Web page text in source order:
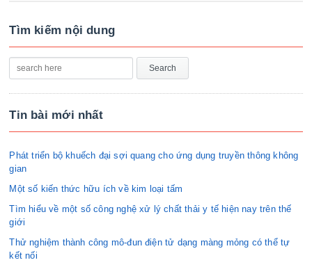
Tìm kiếm nội dung
Tin bài mới nhất
Phát triển bộ khuếch đại sợi quang cho ứng dụng truyền thông không
gian
Một số kiến thức hữu ích về kim loại tấm
Tìm hiểu về một số công nghệ xử lý chất thải y tế hiện nay trên thế
giới
Thử nghiệm thành công mô-đun điện tử dạng màng mỏng có thể tự
kết nối